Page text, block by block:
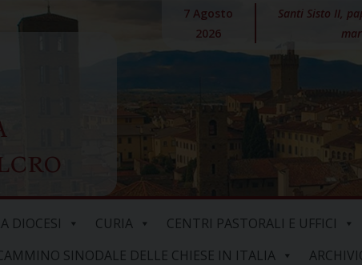
7 Agosto
2026
Santi Sisto II,
DIOCESI CURIA CENTRI PASTORALI E UFFICI
SINODALE DELLE CHIESE IN ITALIA